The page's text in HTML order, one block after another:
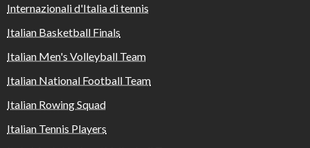
Internazionali d'Italia di tennis
Italian Basketball Finals
Italian Men's Volleyball Team
Italian National Football Team
Italian Rowing Squad
Italian Tennis Players